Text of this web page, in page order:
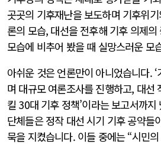
곳곳의 기후재난을 보도하며 기후위
론의 모습, 대선을 전후해 기후 의제
모습에 비추어 봤을 때 실망스러운 모
아쉬운 것은 언론만이 아니었습니다.
며 대규모 여론조사를 진행하고, 대선
킬 30대 기후 정책’이라는 보고서까
단체들은 정작 대선 시기 기후 공약들
묵을 지켰습니다. 이들 중에는 “시민